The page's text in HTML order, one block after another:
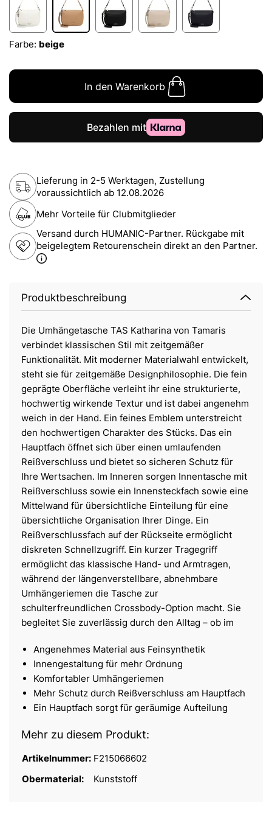
Farbe: beige
In den Warenkorb
Lieferung in 2-5 Werktagen, Zustellung
voraussichtlich ab 12.08.2026
Mehr Vorteile für Clubmitglieder
Versand durch HUMANIC-Partner. Rückgabe mit
beigelegtem Retourenschein direkt an den Partner.
Produktbeschreibung
Die Umhängetasche TAS Katharina von Tamaris
verbindet klassischen Stil mit zeitgemäßer
Funktionalität. Mit moderner Materialwahl entwickelt,
steht sie für zeitgemäße Designphilosophie. Die fein
geprägte Oberfläche verleiht ihr eine strukturierte,
hochwertig wirkende Textur und ist dabei angenehm
weich in der Hand. Ein feines Emblem unterstreicht
den hochwertigen Charakter des Stücks. Das ein
Hauptfach öffnet sich über einen umlaufenden
Reißverschluss und bietet so sicheren Schutz für
Ihre Wertsachen. Im Inneren sorgen Innentasche mit
Reißverschluss sowie ein Innensteckfach sowie eine
Mittelwand für übersichtliche Einteilung für eine
übersichtliche Organisation Ihrer Dinge. Ein
Reißverschlussfach auf der Rückseite ermöglicht
diskreten Schnellzugriff. Ein kurzer Tragegriff
ermöglicht das klassische Hand- und Armtragen,
während der längenverstellbare, abnehmbare
Umhängeriemen die Tasche zur
schulterfreundlichen Crossbody-Option macht. Sie
begleitet Sie zuverlässig durch den Alltag – ob im
Angenehmes Material aus Feinsynthetik
Innengestaltung für mehr Ordnung
Komfortabler Umhängeriemen
Mehr Schutz durch Reißverschluss am Hauptfach
Ein Hauptfach sorgt für geräumige Aufteilung
Mehr zu diesem Produkt:
Artikelnummer: F215066602
Obermaterial:
Kunststoff